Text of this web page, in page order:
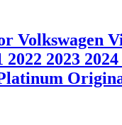
Volkswagen
2022 2023